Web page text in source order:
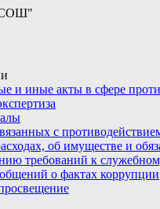
СОШ"
и иные акты в сфере
с
об имуществе и
требований к
о фактах коррупции